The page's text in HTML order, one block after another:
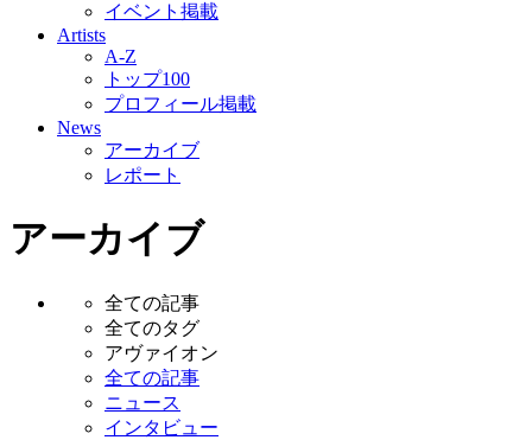
イベント掲載
Artists
A-Z
トップ100
プロフィール掲載
News
アーカイブ
レポート
アーカイブ
全ての記事
全てのタグ
アヴァイオン
全ての記事
ニュース
インタビュー